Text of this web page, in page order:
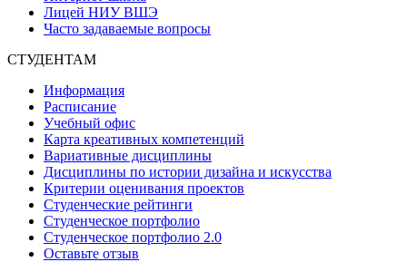
Лицей НИУ ВШЭ
Часто задаваемые вопросы
СТУДЕНТАМ
Информация
Расписание
Учебный офис
Карта креативных компетенций
Вариативные дисциплины
Дисциплины по истории дизайна и искусства
Критерии оценивания проектов
Студенческие рейтинги
Студенческое портфолио
Студенческое портфолио 2.0
Оставьте отзыв